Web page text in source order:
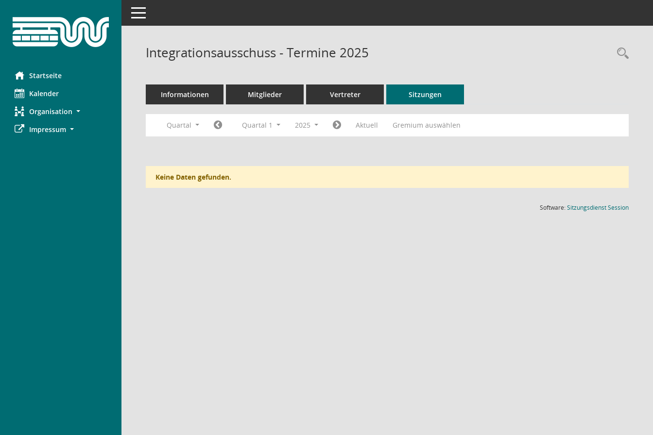
Startseite
Kalender
Organisation
Impressum
Toggle navigation
Integrationsausschuss - Termine 2025
Informationen Mitglieder Vertreter Sitzungen
Quartal Quartal 1 2025 Aktuell Gremium auswählen
Keine Daten gefunden.
Software:SitzungsdienstSession(Wird in